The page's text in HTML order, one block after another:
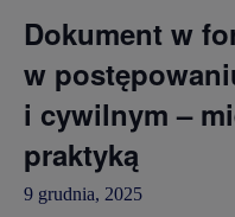
Dokument w
w
i cywilnym –
praktyką
9 grudnia, 2025